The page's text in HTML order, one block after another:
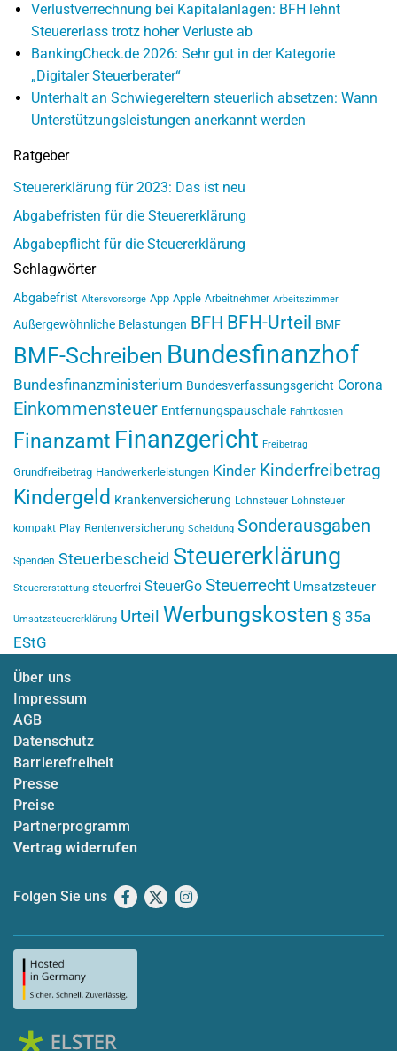
Verlustverrechnung bei Kapitalanlagen: BFH lehnt
Steuererlass trotz hoher Verluste ab
BankingCheck.de 2026: Sehr gut in der Kategorie
„Digitaler Steuerberater“
Unterhalt an Schwiegereltern steuerlich absetzen: Wann
Unterstützungsleistungen anerkannt werden
Ratgeber
Steuererklärung für 2023: Das ist neu
Abgabefristen für die Steuererklärung
Abgabepflicht für die Steuererklärung
Schlagwörter
Abgabefrist Altersvorsorge App Apple Arbeitnehmer Arbeitszimmer
Außergewöhnliche Belastungen BFH BFH-Urteil BMF
BMF-Schreiben Bundesfinanzhof
Bundesfinanzministerium Bundesverfassungsgericht Corona
Einkommensteuer Entfernungspauschale Fahrtkosten
Finanzamt Finanzgericht Freibetrag
Grundfreibetrag Handwerkerleistungen Kinder Kinderfreibetrag
Kindergeld Krankenversicherung Lohnsteuer Lohnsteuer
kompakt Play Rentenversicherung Scheidung Sonderausgaben
Spenden Steuerbescheid Steuererklärung
Steuererstattung steuerfrei SteuerGo Steuerrecht Umsatzsteuer
Umsatzsteuererklärung Urteil Werbungskosten § 35a
EStG
Über uns
Impressum
AGB
Datenschutz
Barrierefreiheit
Presse
Preise
Partnerprogramm
Vertrag widerrufen
Folgen Sie uns Facebook
X Instagram